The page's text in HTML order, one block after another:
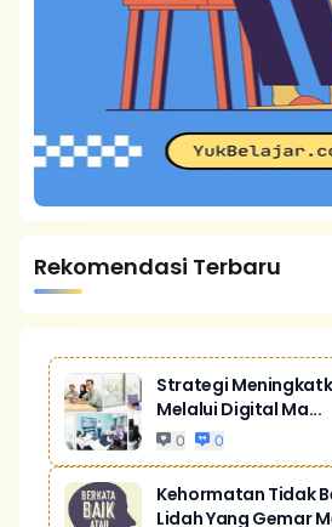
Rekomendasi Terbaru
Strategi
Melalui Digital Ma...
0 0
Kehormatan Tidak
Lidah Yang Gemar